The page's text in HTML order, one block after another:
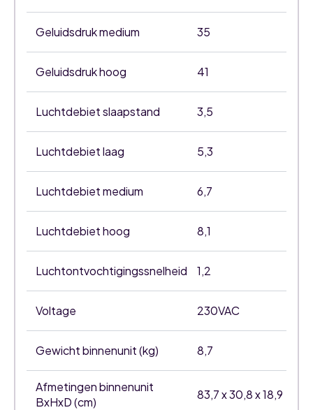
Geluidsdruk medium 35
Geluidsdruk hoog 41
Luchtdebiet slaapstand 3,5
Luchtdebiet laag 5,3
Luchtdebiet medium 6,7
Luchtdebiet hoog 8,1
Luchtontvochtigingssnelheid 1,2
Voltage 230VAC
Gewicht binnenunit (kg) 8,7
Afmetingen binnenunit
BxHxD (cm)
83,7 x 30,8 x 18,9